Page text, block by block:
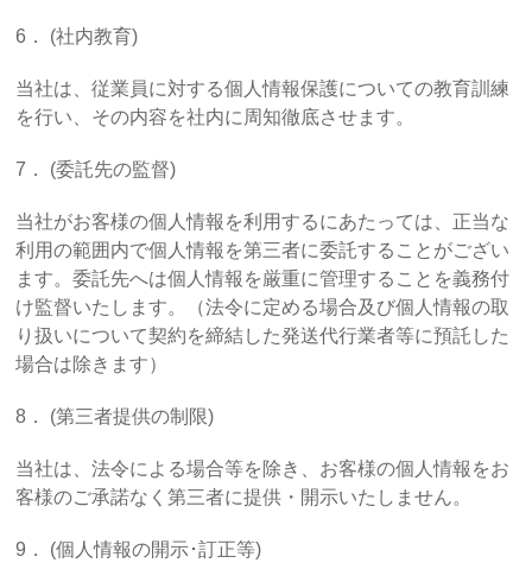
6． (社内教育)
当社は、従業員に対する個人情報保護についての教育訓練
を行い、その内容を社内に周知徹底させます。
7． (委託先の監督)
当社がお客様の個人情報を利用するにあたっては、正当な
利用の範囲内で個人情報を第三者に委託することがござい
ます。委託先へは個人情報を厳重に管理することを義務付
け監督いたします。（法令に定める場合及び個人情報の取
り扱いについて契約を締結した発送代行業者等に預託した
場合は除きます）
8． (第三者提供の制限)
当社は、法令による場合等を除き、お客様の個人情報をお
客様のご承諾なく第三者に提供・開示いたしません。
9． (個人情報の開示･訂正等)